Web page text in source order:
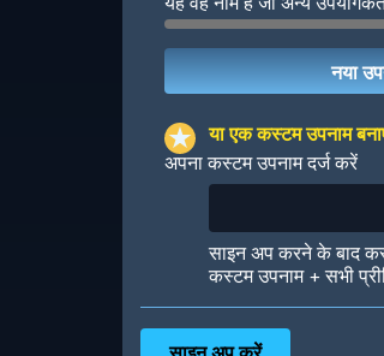
Robotic
या एक कस्टम उपनाम
अपना कस्टम उपनाम दर्ज करें
साइन अप करने के बाद
कस्टम उपनाम + सभी